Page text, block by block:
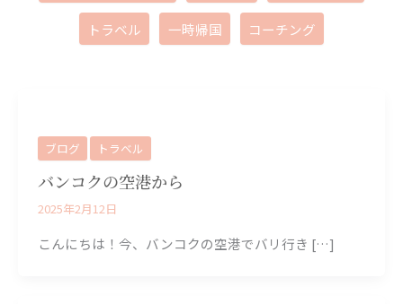
トラベル 一時帰国 コーチング
ブログ トラベル
バンコクの空港から
2025年2月12日
こんにちは！今、バンコクの空港でバリ行き […]